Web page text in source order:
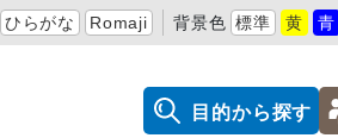
ひらがな Romaji 背景色 標準 黄 青
目的から探す